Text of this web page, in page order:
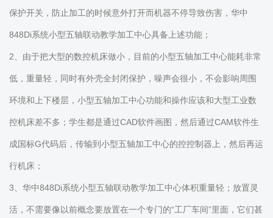
保护开关，防止加工的时候意外打开而机器不停导致伤害，华中
848Di系统小型五轴联动教学加工中心具备上述功能；
2、由于把大型的数控机床做小，目前的小型五轴加工中心能耗非常
低，重量轻，同时有外壳全封闭保护，噪声会很小，不会影响周围
环境和上下楼层，小型五轴加工中心功能和操作应该和大型工业数
控机床差不多；学生都是通过CAD软件画图，然后通过CAM软件生
成国标G代码后，传输到小型五轴加工中心的控控制器上，然后再运
行机床；
3、华中848Di系统小型五轴联动教学加工中心体积重量轻；放置灵
活，不需要像以前概念要放置在一个专门的“工厂车间”里面，它们甚